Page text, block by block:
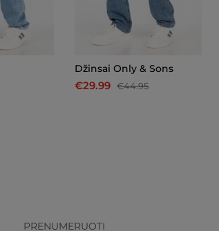
Džinsai Only & Sons
€29.99 €44.95
PRENUMERUOTI